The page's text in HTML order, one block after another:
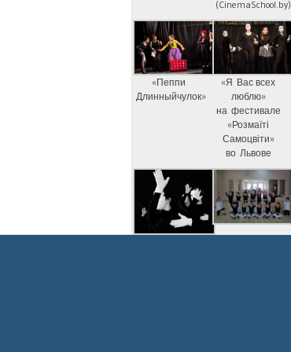
(CinemaSchool.by)
«Пеппи
Длинныйчулок»
«Я Вас всех
люблю»
на фестивале
«Розмаїті
Самоцвіти»
во Львове